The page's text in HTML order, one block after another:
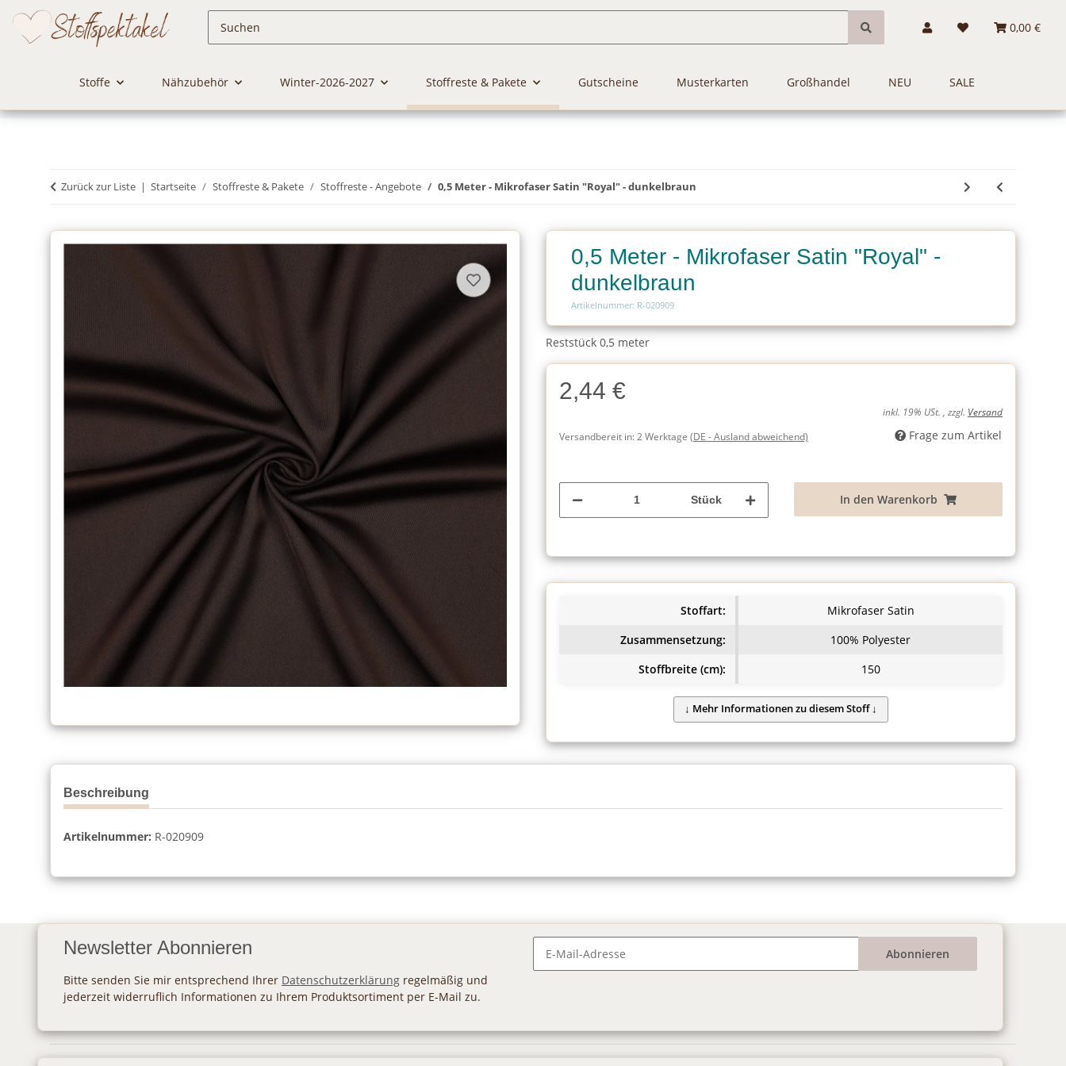
0,00 €
Stoffe Nähzubehör Winter-2026-2027 Stoffreste & Pakete Gutscheine Musterkarten Großhandel NEU SALE
Zurück zur Liste Startseite Stoffreste & Pakete Stoffreste - Angebote 0,5 Meter - Mikrofaser Satin "Royal" - dunkelbraun
0,5 Meter - Mikrofaser Satin "Royal" -
dunkelbraun
Artikelnummer: R-020909
Reststück 0,5 meter
2,44 €
inkl. 19% USt. , zzgl. Versand
Versandbereit in:2 Werktage (DE - Ausland abweichend) Frage zum Artikel
Stück In den Warenkorb
Stoffart:
Mikrofaser Satin
Zusammensetzung:
100% Polyester
Stoffbreite (cm):
150
Beschreibung
Artikelnummer: R-020909
Newsletter Abonnieren
Bitte senden Sie mir entsprechend Ihrer Datenschutzerklärung regelmäßig und
jederzeit widerruflich Informationen zu Ihrem Produktsortiment per E-Mail zu.
Abonnieren